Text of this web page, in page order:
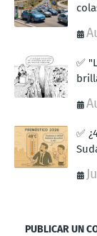
✅
✅
PUBLICAR UN